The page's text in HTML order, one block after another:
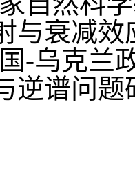
与衰减效
-乌克兰
逆谱问题